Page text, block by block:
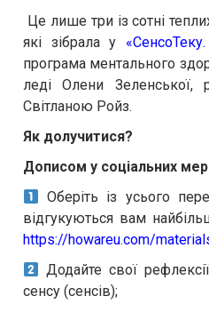
Це лише три із сотні
які зібрала у
програма ментального
леді Олени Зеленської,
Світланою Ройз.
Як долучитися?
Дописом у соціальних
Оберіть із усього
відгукуються вам
https://howareu.com/
Додайте свої
сенсу (сенсів);